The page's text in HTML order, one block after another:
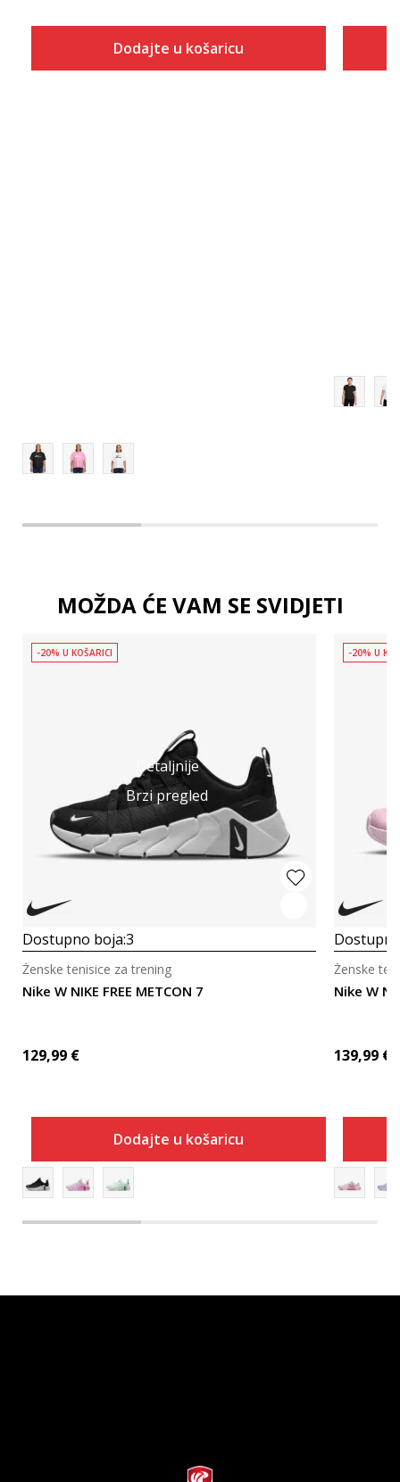
Dodajte u košaricu
MOŽDA ĆE VAM SE SVIDJETI
Detaljnije
Brzi pregled
-20% U KOŠARICI
Dostupno boja:3
Nike W NIKE FREE METCON 7
Ženske tenisice za trening
129,99 €
Dodajte u košaricu
-20% U
Nike W
Ženske
139,99 €